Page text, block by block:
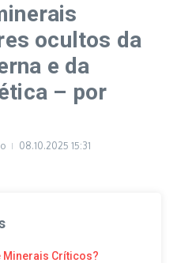
ocultos da
e da
– por
08.10.2025 15:31
Minerais Críticos?